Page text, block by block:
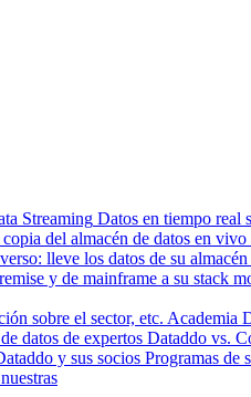
Streaming Datos en tiempo real
del almacén de datos en
lleve los datos de su almacén
y de mainframe a su stack
sobre el sector, etc. Academia
datos de expertos Dataddo vs.
y sus socios Programas de